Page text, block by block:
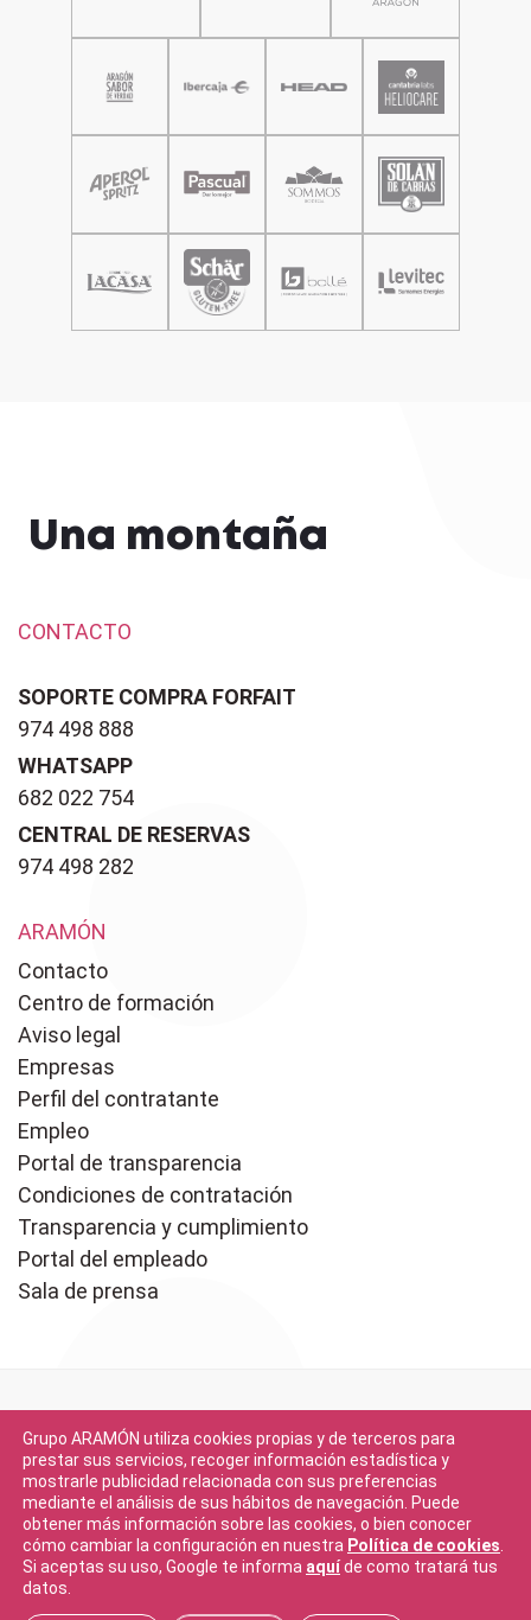
Una montaña
CONTACTO
SOPORTE COMPRA FORFAIT
974 498 888
WHATSAPP
682 022 754
CENTRAL DE RESERVAS
974 498 282
ARAMÓN
Contacto
Centro de formación
Aviso legal
Empresas
Perfil del contratante
Empleo
Portal de transparencia
Condiciones de contratación
Transparencia y cumplimiento
Portal del empleado
Sala de prensa
Descargar en
App Store
Grupo ARAMÓN utiliza cookies propias y de terceros para
prestar sus servicios, recoger información estadística y
mostrarle publicidad relacionada con sus preferencias
mediante el análisis de sus hábitos de navegación. Puede
obtener más información sobre las cookies, o bien conocer
cómo cambiar la configuración en nuestra Política de cookies
Si aceptas su uso, Google te informa aquíde como tratará tus
datos.